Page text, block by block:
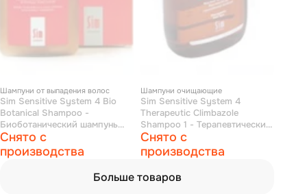
Шампуни от выпадения волос
Sim Sensitive System 4 Bio
Botanical Shampoo -
Биоботанический шампунь
100 мл
Снято с
производства
Шампуни очищающие
Sim Sensitive System 4
Therapeutic Climbazole
Shampoo 1 - Терапевтический
шампунь № 1 для нормальной
и жирной кожи головы 100 мл
Снято с
производства
Больше товаров